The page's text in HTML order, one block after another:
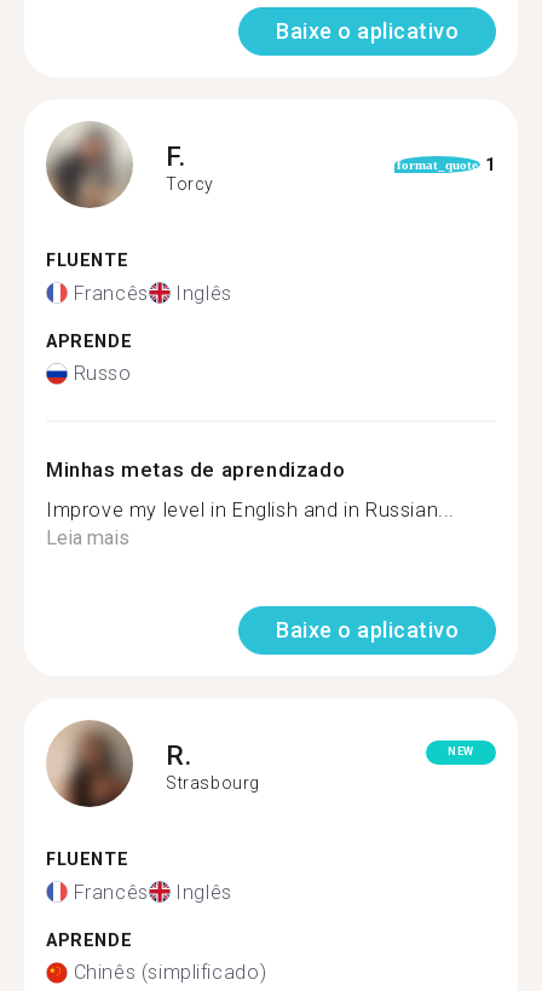
Baixe o aplicativo
F.
Torcy
format_quote 1
FLUENTE
Francês Inglês
APRENDE
Russo
Minhas metas de aprendizado
Improve my level in English and in Russian...
Leia mais
Baixe o aplicativo
R.
Strasbourg
NEW
FLUENTE
Francês Inglês
APRENDE
Chinês (simplificado)